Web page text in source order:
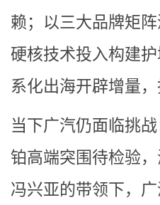
赖；以三大品牌矩
硬核技术投入构建
系化出海开辟增量，
当下广汽仍面临挑
铂高端突围待检验
冯兴亚的带领下，